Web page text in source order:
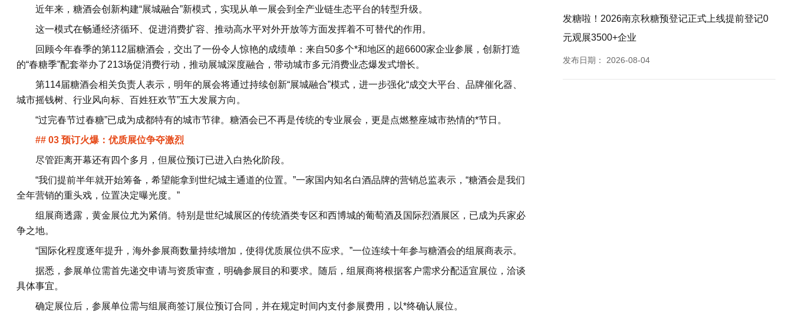
近年来，糖酒会创新构建“展城融合”新模式，实现从单一展会到全产业链生态平台的转型升级。
这一模式在畅通经济循环、促进消费扩容、推动高水平对外开放等方面发挥着不可替代的作用。
回顾今年春季的第112届糖酒会，交出了一份令人惊艳的成绩单：来自50多个*和地区的超6600家企业参展，创新打造
的“春糖季”配套举办了213场促消费行动，推动展城深度融合，带动城市多元消费业态爆发式增长。
第114届糖酒会相关负责人表示，明年的展会将通过持续创新“展城融合”模式，进一步强化“成交大平台、品牌催化器、
城市摇钱树、行业风向标、百姓狂欢节”五大发展方向。
“过完春节过春糖”已成为成都特有的城市节律。糖酒会已不再是传统的专业展会，更是点燃整座城市热情的*节日。
## 03 预订火爆：优质展位争夺激烈
尽管距离开幕还有四个多月，但展位预订已进入白热化阶段。
“我们提前半年就开始筹备，希望能拿到世纪城主通道的位置。”一家国内知名白酒品牌的营销总监表示，“糖酒会是我们
全年营销的重头戏，位置决定曝光度。”
组展商透露，黄金展位尤为紧俏。特别是世纪城展区的传统酒类专区和西博城的葡萄酒及国际烈酒展区，已成为兵家必
争之地。
“国际化程度逐年提升，海外参展商数量持续增加，使得优质展位供不应求。”一位连续十年参与糖酒会的组展商表示。
据悉，参展单位需首先递交申请与资质审查，明确参展目的和要求。随后，组展商将根据客户需求分配适宜展位，洽谈
具体事宜。
确定展位后，参展单位需与组展商签订展位预订合同，并在规定时间内支付参展费用，以*终确认展位。
发糖啦！2026南京秋糖预登记正式上线提前登记0
元观展3500+企业
发布日期： 2026-08-04